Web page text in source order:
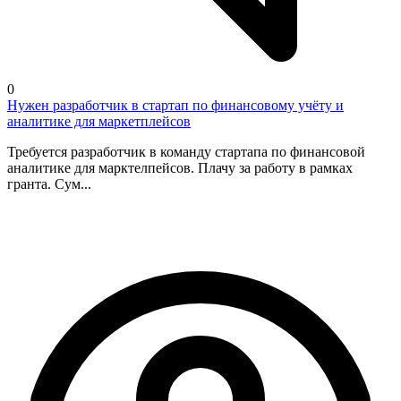
0
Нужен разработчик в стартап по финансовому учёту и
аналитике для маркетплейсов
Требуется разработчик в команду стартапа по финансовой
аналитике для марктелпейсов. Плачу за работу в рамках
гранта. Сум...